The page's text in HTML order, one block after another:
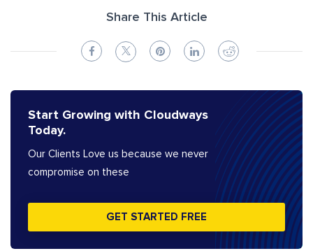
Share This Article
Start Growing with Cloudways
Today.
Our Clients Love us because we never
compromise on these
GET STARTED FREE